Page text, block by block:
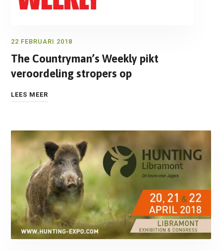
22 FEBRUARI 2018
The Countryman’s Weekly pikt
veroordeling stropers op
LEES MEER